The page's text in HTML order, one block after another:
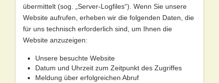
übermittelt (sog. „Server-Logfiles“). Wenn Sie unsere
Website aufrufen, erheben wir die folgenden Daten, die
für uns technisch erforderlich sind, um Ihnen die
Website anzuzeigen:
Unsere besuchte Website
Datum und Uhrzeit zum Zeitpunkt des Zugriffes
Meldung über erfolgreichen Abruf